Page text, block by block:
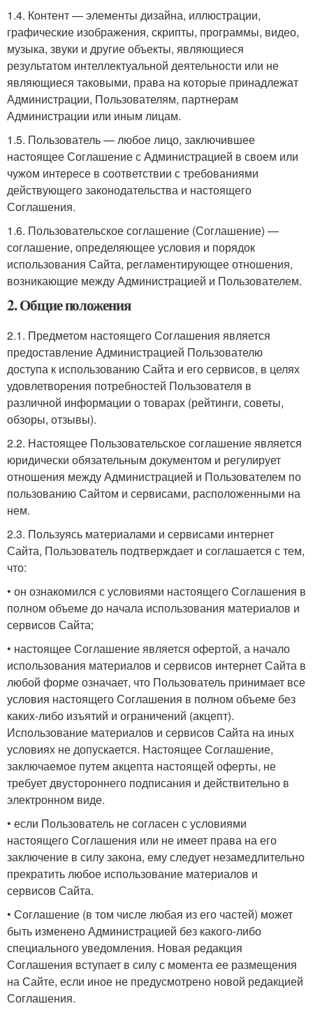
1.4. Контент — элементы дизайна, иллюстрации,
графические изображения, скрипты, программы, видео,
музыка, звуки и другие объекты, являющиеся
результатом интеллектуальной деятельности или не
являющиеся таковыми, права на которые принадлежат
Администрации, Пользователям, партнерам
Администрации или иным лицам.
1.5. Пользователь — любое лицо, заключившее
настоящее Соглашение с Администрацией в своем или
чужом интересе в соответствии с требованиями
действующего законодательства и настоящего
Соглашения.
1.6. Пользовательское соглашение (Соглашение) —
соглашение, определяющее условия и порядок
использования Сайта, регламентирующее отношения,
возникающие между Администрацией и Пользователем.
2. Общие положения
2.1. Предметом настоящего Соглашения является
предоставление Администрацией Пользователю
доступа к использованию Сайта и его сервисов, в целях
удовлетворения потребностей Пользователя в
различной информации о товарах (рейтинги, советы,
обзоры, отзывы).
2.2. Настоящее Пользовательское соглашение является
юридически обязательным документом и регулирует
отношения между Администрацией и Пользователем по
пользованию Сайтом и сервисами, расположенными на
нем.
2.3. Пользуясь материалами и сервисами интернет
Сайта, Пользователь подтверждает и соглашается с тем,
что:
• он ознакомился с условиями настоящего Соглашения в
полном объеме до начала использования материалов и
сервисов Сайта;
• настоящее Соглашение является офертой, а начало
использования материалов и сервисов интернет Сайта в
любой форме означает, что Пользователь принимает все
условия настоящего Соглашения в полном объеме без
каких-либо изъятий и ограничений (акцепт).
Использование материалов и сервисов Сайта на иных
условиях не допускается. Настоящее Соглашение,
заключаемое путем акцепта настоящей оферты, не
требует двустороннего подписания и действительно в
электронном виде.
• если Пользователь не согласен с условиями
настоящего Соглашения или не имеет права на его
заключение в силу закона, ему следует незамедлительно
прекратить любое использование материалов и
сервисов Сайта.
• Соглашение (в том числе любая из его частей) может
быть изменено Администрацией без какого-либо
специального уведомления. Новая редакция
Соглашения вступает в силу с момента ее размещения
на Сайте, если иное не предусмотрено новой редакцией
Соглашения.